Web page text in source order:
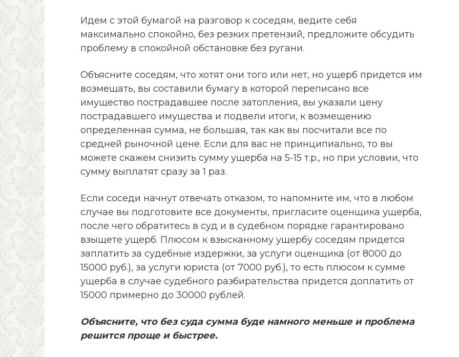
Идем с этой бумагой на разговор к соседям, ведите себя
максимально спокойно, без резких претензий, предложите обсудить
проблему в спокойной обстановке без ругани.
Объясните соседям, что хотят они того или нет, но ущерб придется им
возмещать, вы составили бумагу в которой переписано все
имущество пострадавшее после затопления, вы указали цену
пострадавшего имущества и подвели итоги, к возмещению
определенная сумма, не большая, так как вы посчитали все по
средней рыночной цене. Если для вас не принципиально, то вы
можете скажем снизить сумму ущерба на 5-15 т.р., но при условии, что
сумму выплатят сразу за 1 раз.
Если соседи начнут отвечать отказом, то напомните им, что в любом
случае вы подготовите все документы, пригласите оценщика ущерба,
после чего обратитесь в суд и в судебном порядке гарантировано
взыщете ущерб. Плюсом к взысканному ущербу соседям придется
заплатить за судебные издержки, за услуги оценщика (от 8000 до
15000 руб.), за услуги юриста (от 7000 руб.), то есть плюсом к сумме
ущерба в случае судебного разбирательства придется доплатить от
15000 примерно до 30000 рублей.
Объясните, что без суда сумма буде намного меньше и проблема
решится проще и быстрее.